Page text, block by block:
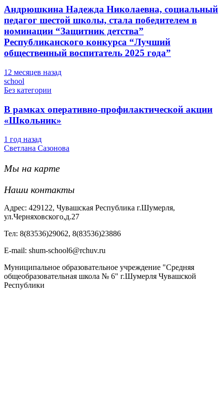
Андрюшкина Надежда Николаевна, социальный
педагог шестой школы, стала победителем в
номинации “Защитник детства”
Республиканского конкурса “Лучший
общественный воспитатель 2025 года”
12 месяцев назад
school
Без категории
В рамках оперативно-профилактической акции
«Школьник»
1 год назад
Светлана Сазонова
Мы на карте
Наши контакты
Адрес: 429122, Чувашская Республика г.Шумерля,
ул.Черняховского,д.27
Тел: 8(83536)29062, 8(83536)23886
Е-mail: shum-school6@rchuv.ru
Муниципальное образовательное учреждение "Средняя
общеобразовательная школа № 6" г.Шумерля Чувашской
Республики